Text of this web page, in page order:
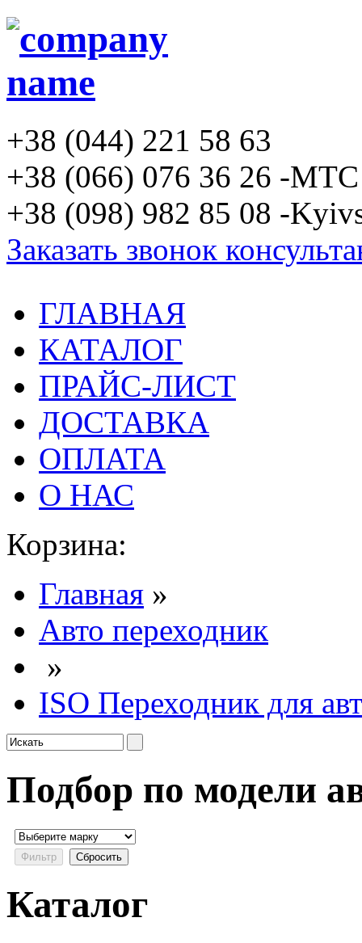
+38 (044) 221 58 63
+38 (066) 076 36 26 -MTC
+38 (098) 982 85 08 -
Заказать звонок
ГЛАВНАЯ
КАТАЛОГ
ПРАЙС-ЛИСТ
ДОСТАВКА
ОПЛАТА
О НАС
Корзина:
Главная »
Авто переходник
»
ISO Переходник для
Подбор по модели
Каталог